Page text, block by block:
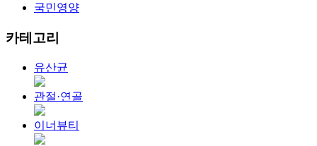
국민영양
카테고리
유산균
관절·연골
이너뷰티